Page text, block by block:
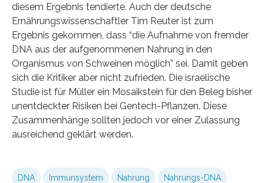
diesem Ergebnis tendierte. Auch der deutsche
Ernährungswissenschaftler Tim Reuter ist zum
Ergebnis gekommen, dass “die Aufnahme von fremder
DNA aus der aufgenommenen Nahrung in den
Organismus von Schweinen möglich” sei. Damit geben
sich die Kritiker aber nicht zufrieden. Die israelische
Studie ist für Müller ein Mosaikstein für den Beleg bisher
unentdeckter Risiken bei Gentech-Pflanzen. Diese
Zusammenhänge sollten jedoch vor einer Zulassung
ausreichend geklärt werden.
DNA Immunsystem Nahrung Nahrungs-DNA